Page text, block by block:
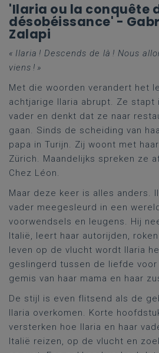
'Ilaria ou la conquête
désobéissance' -
Zalapi
« Ilaria ! Descends de là ! Nous
viens ! »
Met die woorden verandert het
achtjarige Ilaria abrupt. Ze stapt
vader en denkt dat ze naar
gaan. Sinds de scheiding van
papa in Turijn. Zij woont met
Zürich. Maandelijks spreken ze
Chez Léon.
Maar deze keer is alles anders.
vader meegesleurd in een
voorwendsels en leugens. Hij
Italië, leert haar autorijden,
leven op de vlucht wordt Ilaria
geslingerd tussen de liefde voor
gemis van haar mama en haar
De stijl is even flitsend als de
Ilaria overkomen. Korte
versterken hoe Ilaria en haar
Italië reizen, op de vlucht en